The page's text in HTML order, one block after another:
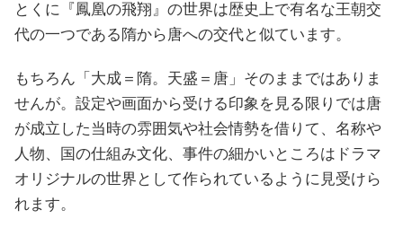
とくに『鳳凰の飛翔』の世界は歴史上で有名な王朝交
代の一つである隋から唐への交代と似ています。
もちろん「大成＝隋。天盛＝唐」そのままではありま
せんが。設定や画面から受ける印象を見る限りでは唐
が成立した当時の雰囲気や社会情勢を借りて、名称や
人物、国の仕組み文化、事件の細かいところはドラマ
オリジナルの世界として作られているように見受けら
れます。